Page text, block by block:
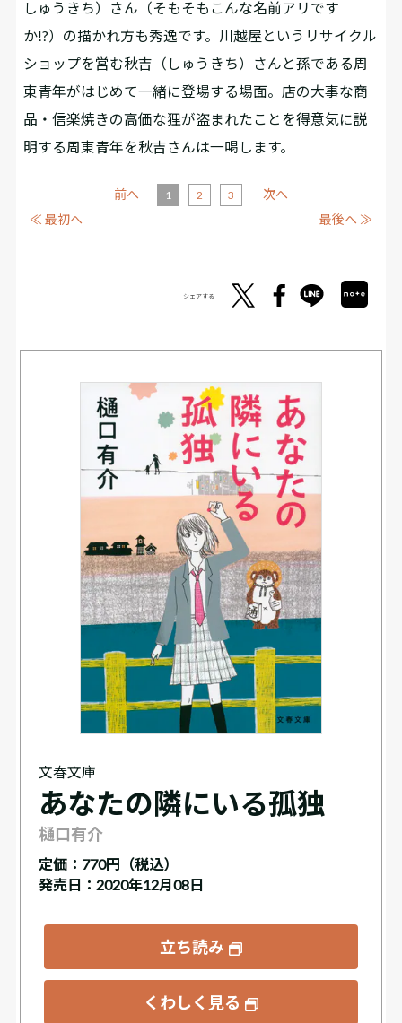
しゅうきち）さん（そもそもこんな名前アリです
か!?）の描かれ方も秀逸です。川越屋というリサイクル
ショップを営む秋吉（しゅうきち）さんと孫である周
東青年がはじめて一緒に登場する場面。店の大事な商
品・信楽焼きの高価な狸が盗まれたことを得意気に説
明する周東青年を秋吉さんは一喝します。
≪ 最初へ
前へ 1 2 3
次へ
最後へ ≫
シェアする
文春文庫
あなたの隣にいる孤独
樋口有介
定価： 770円（税込）
発売日：2020年12月08日
立ち読み
くわしく見る